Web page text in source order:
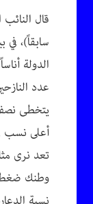
قال النائب
سابقاً)، في
الدولة
عدد
يتخطى
أعلى نسب
تعد نرى
وطنك ضغط